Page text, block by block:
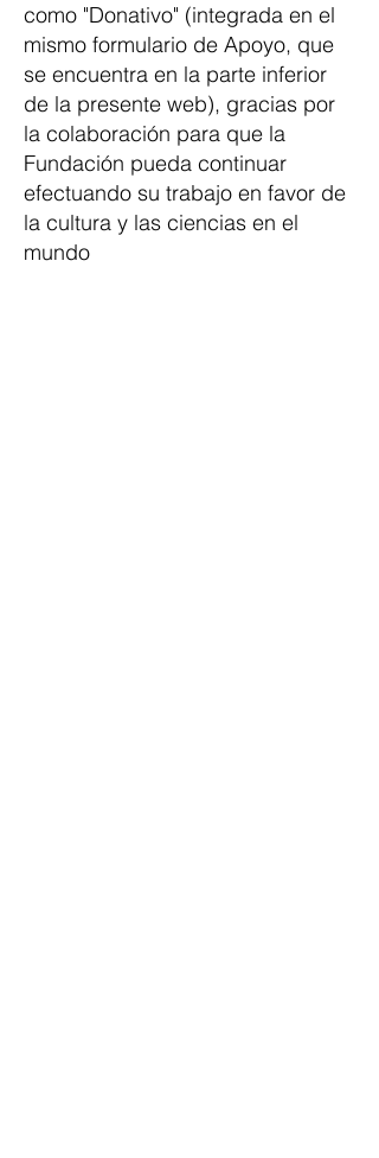
como "Donativo" (integrada en el
mismo formulario de Apoyo, que
se encuentra en la parte inferior
de la presente web), gracias por
la colaboración para que la
Fundación pueda continuar
efectuando su trabajo en favor de
la cultura y las ciencias en el
mundo